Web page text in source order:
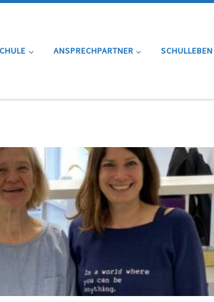
ANSPRECHPARTNER SCHULLEBEN